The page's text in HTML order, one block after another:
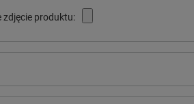
zdjęcie produktu: